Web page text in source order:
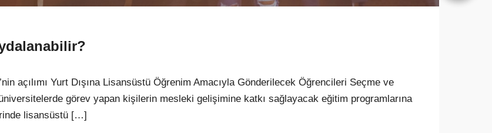
açılımı Yurt Dışına Lisansüstü Öğrenim Amacıyla Gönderilecek Öğrencileri Seçme ve
görev yapan kişilerin mesleki gelişimine katkı sağlayacak eğitim programlarına
lisansüstü […]